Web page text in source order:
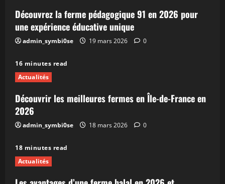
Découvrez la ferme pédagogique 91 en 2026 pour
une expérience éducative unique
admin_symbi0se 19 mars 2026 0
16 minutes read
Actualités
Découvrir les meilleures fermes en Île-de-France en
2026
admin_symbi0se 18 mars 2026 0
18 minutes read
Actualités